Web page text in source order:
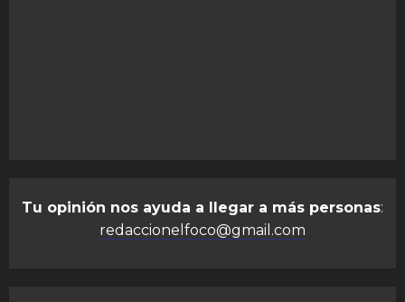
Tu opinión nos ayuda a llegar a más personas:
redaccionelfoco@gmail.com